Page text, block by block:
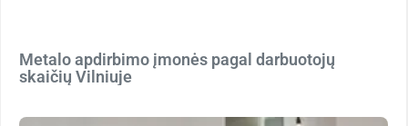
Metalo apdirbimo įmonės pagal darbuotojų
skaičių Vilniuje